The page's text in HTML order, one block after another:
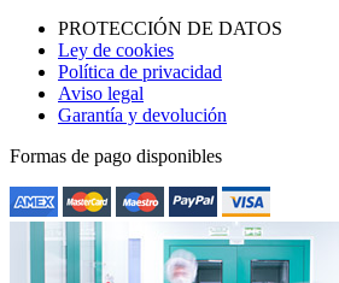
PROTECCIÓN DE DATOS
Ley de cookies
Política de privacidad
Aviso legal
Garantía y devolución
Formas de pago disponibles